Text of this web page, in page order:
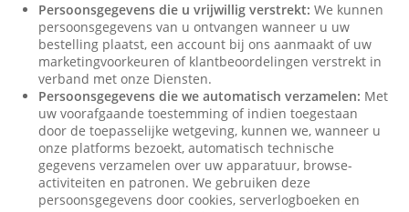
Persoonsgegevens die u vrijwillig verstrekt: We kunnen
persoonsgegevens van u ontvangen wanneer u uw
bestelling plaatst, een account bij ons aanmaakt of uw
marketingvoorkeuren of klantbeoordelingen verstrekt in
verband met onze Diensten.
Persoonsgegevens die we automatisch verzamelen: Met
uw voorafgaande toestemming of indien toegestaan
door de toepasselijke wetgeving, kunnen we, wanneer u
onze platforms bezoekt, automatisch technische
gegevens verzamelen over uw apparatuur, browse-
activiteiten en patronen. We gebruiken deze
persoonsgegevens door cookies, serverlogboeken en